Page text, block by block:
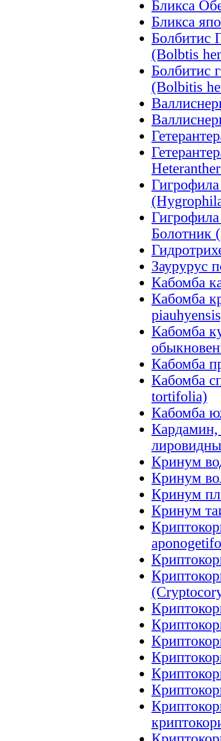
Бликса
Бликса
Болбитис
(Bolbtis
Болбитис
(Bolbitis
Болотник
Заурурус
Кабомба
Кабомба
Кабомба
Кабомба
Кабомба
tortifolia)
Кабомба
Кардамин,
Кринум
Кринум
Кринум
Кринум